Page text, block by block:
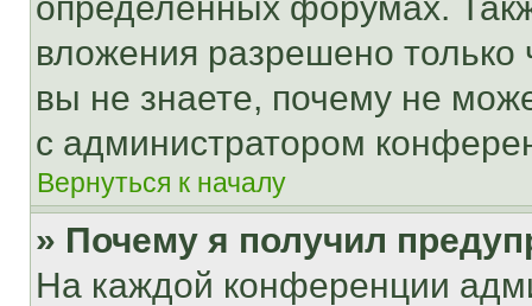
вложения разрешено
вы не знаете, почему не
с администратором
Вернуться к началу
» Почему я получил
На каждой конференции